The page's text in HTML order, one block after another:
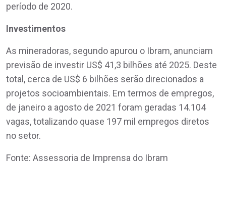
período de 2020.
Investimentos
As mineradoras, segundo apurou o Ibram, anunciam
previsão de investir US$ 41,3 bilhões até 2025. Deste
total, cerca de US$ 6 bilhões serão direcionados a
projetos socioambientais. Em termos de empregos,
de janeiro a agosto de 2021 foram geradas 14.104
vagas, totalizando quase 197 mil empregos diretos
no setor.
Fonte: Assessoria de Imprensa do Ibram